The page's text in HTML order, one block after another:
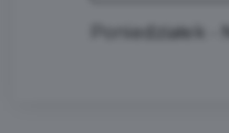
Poniedziałek -